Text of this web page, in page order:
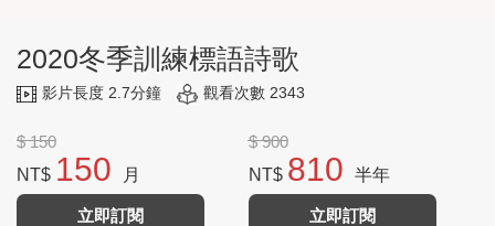
2020冬季訓練標語詩歌
影片長度 2.7分鐘 觀看次數 2343
$ 150
NT$ 150 月
立即訂閱
$ 900
NT$ 810 半年
立即訂閱